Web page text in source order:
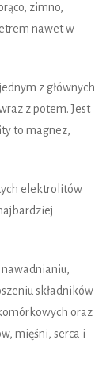
zimno,
nawet w
z głównych
z potem. Jest
to magnez,
elektrolitów
składników
oraz
mięśni, serca i